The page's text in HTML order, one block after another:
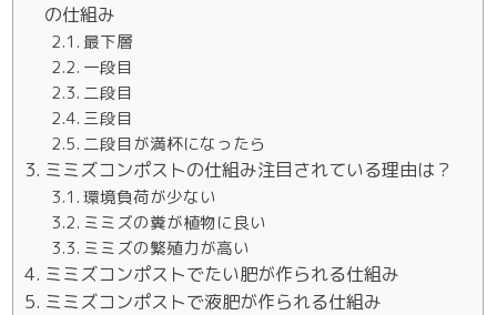
の仕組み
最下層
一段目
二段目
三段目
二段目が満杯になったら
ミミズコンポストの仕組み注目されている理由は？
環境負荷が少ない
ミミズの糞が植物に良い
ミミズの繁殖力が高い
ミミズコンポストでたい肥が作られる仕組み
ミミズコンポストで液肥が作られる仕組み